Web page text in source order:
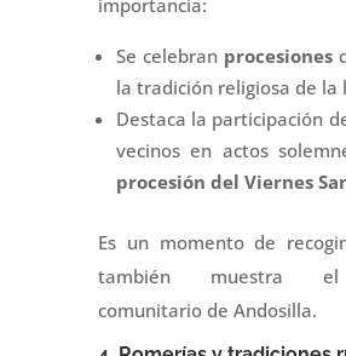
Se celebran procesiones
la tradición religiosa de la
Destaca la participación
vecinos en actos
procesión del Viernes
Es un momento de
también muestra
comunitario de Andosilla.